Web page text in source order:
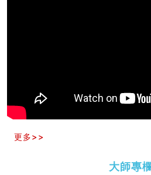
四墓库真诠
套房風水怎麼看？ 租屋風水禁忌
意！
玄空本义(九)
精选1000个五行属土的字
更多>>
大師專